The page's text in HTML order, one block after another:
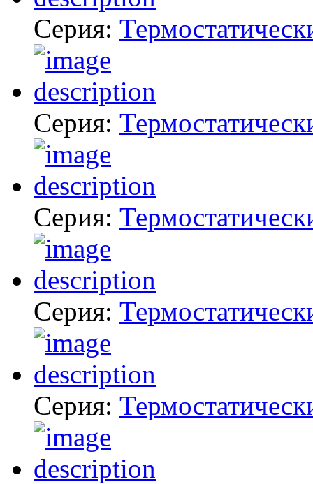
Серия:
Серия:
Серия:
Серия:
Серия: